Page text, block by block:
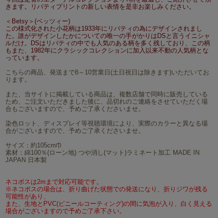
きます。リバティプリントの新しい表情を是非お楽しみください。
＜Betsy＞(ベッツィー)
この様式化された小花柄は1933年にリバティの為にデザインされまし
た。誰がデザインしたかについての唯一の手がかりはDSと言うイニシャ
ルだけ。DSはリバティの中でも人気のある柄を多く残しており、この柄
もまた、1982年にクラシックコレクションに加入以来不動の人気柄とな
っています。
こちらの商品、発送まで8～10営業日(土日祝日は除きます)いただいてお
ります。
また、当サイトに掲載している商品は、複数店舗で同時に販売している
ため、ご注文いただきました後に、品切れのご連絡をさせていただく場
合もございますので、予めご了承くださいませ。
染色ロット、ディスプレイ等視聴環境により、実際のカラーと異なる場
合がございますので、予めご了承くださいませ。
サイズ：約105cm巾
素材：綿100％(ローン地) つや消し(マット)ラミネート加工 MADE IN
JAPAN 日本製
ネコポスは2mまで対応可能です。
※ネコポスの場合は、折り曲げた状態での発送になり、折りジワが残る
可能性があり、
また、生地とPVC(ビニールコーティング)の間に気泡が入り、白く見える
場合がございますので予めご了承下さい。